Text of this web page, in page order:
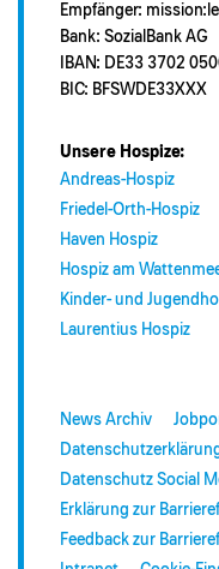
Empfänger:
Bank: SozialBank AG
IBAN: DE33 3702
BIC: BFSWDE33XXX
Unsere Hospize:
Andreas-Hospiz
Friedel-Orth-Hospiz
Haven Hospiz
Hospiz am
Kinder- und
Laurentius Hospiz
News Archiv
Datenschutz Social
Erklärung zur
Feedback zur